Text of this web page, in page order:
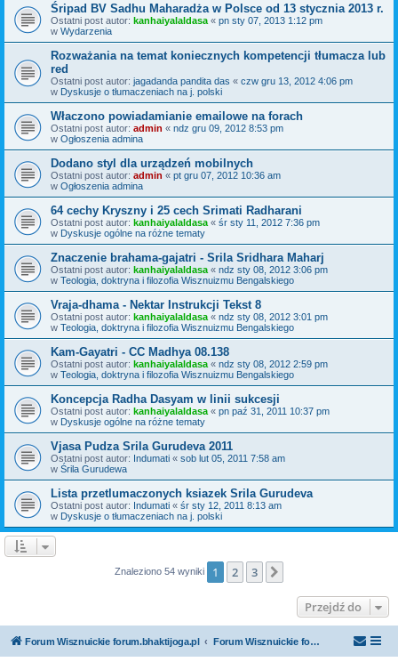
Śripad BV Sadhu Maharadża w Polsce od 13 stycznia 2013 r.
Ostatni post autor: kanhaiyalaldasa « pn sty 07, 2013 1:12 pm
w Wydarzenia
Rozważania na temat koniecznych kompetencji tłumacza lub
red
Ostatni post autor: jagadanda pandita das « czw gru 13, 2012 4:06 pm
w Dyskusje o tłumaczeniach na j. polski
Właczono powiadamianie emailowe na forach
Ostatni post autor: admin « ndz gru 09, 2012 8:53 pm
w Ogłoszenia admina
Dodano styl dla urządzeń mobilnych
Ostatni post autor: admin « pt gru 07, 2012 10:36 am
w Ogłoszenia admina
64 cechy Kryszny i 25 cech Srimati Radharani
Ostatni post autor: kanhaiyalaldasa « śr sty 11, 2012 7:36 pm
w Dyskusje ogólne na różne tematy
Znaczenie brahama-gajatri - Srila Sridhara Maharj
Ostatni post autor: kanhaiyalaldasa « ndz sty 08, 2012 3:06 pm
w Teologia, doktryna i filozofia Wisznuizmu Bengalskiego
Vraja-dhama - Nektar Instrukcji Tekst 8
Ostatni post autor: kanhaiyalaldasa « ndz sty 08, 2012 3:01 pm
w Teologia, doktryna i filozofia Wisznuizmu Bengalskiego
Kam-Gayatri - CC Madhya 08.138
Ostatni post autor: kanhaiyalaldasa « ndz sty 08, 2012 2:59 pm
w Teologia, doktryna i filozofia Wisznuizmu Bengalskiego
Koncepcja Radha Dasyam w linii sukcesji
Ostatni post autor: kanhaiyalaldasa « pn paź 31, 2011 10:37 pm
w Dyskusje ogólne na różne tematy
Vjasa Pudza Srila Gurudeva 2011
Ostatni post autor: Indumati « sob lut 05, 2011 7:58 am
w Śrila Gurudewa
Lista przetlumaczonych ksiazek Srila Gurudeva
Ostatni post autor: Indumati « śr sty 12, 2011 8:13 am
w Dyskusje o tłumaczeniach na j. polski
Znaleziono 54 wyniki 1 2 3
Przejdź do
Forum Wisznuickie forum.bhaktijoga.pl Forum Wisznuickie forum.bhaktijoga.pl